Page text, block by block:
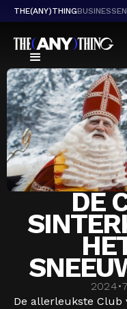
THE(ANY)THINGBUSINESSEN
DE
2024•
De allerleukste Club